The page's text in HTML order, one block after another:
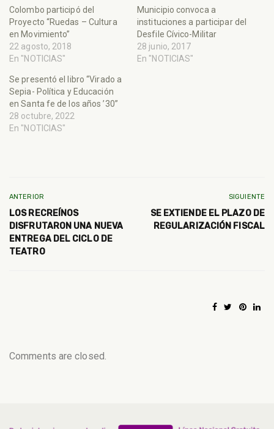
Colombo participó del
Proyecto “Ruedas – Cultura
en Movimiento”
22 agosto, 2018
En "NOTICIAS"
Municipio convoca a
instituciones a participar del
Desfile Cívico-Militar
28 junio, 2017
En "NOTICIAS"
Se presentó el libro “Virado a
Sepia- Política y Educación
en Santa fe de los años ’30”
28 octubre, 2022
En "NOTICIAS"
ANTERIOR
LOS RECREÍNOS
DISFRUTARON UNA NUEVA
ENTREGA DEL CICLO DE
TEATRO
SIGUIENTE
SE EXTIENDE EL PLAZO DE
REGULARIZACIÓN FISCAL
Comments are closed.